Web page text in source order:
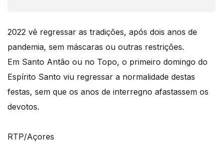
2022 vê regressar as tradições, após dois anos de
pandemia, sem máscaras ou outras restrições.
Em Santo Antão ou no Topo, o primeiro domingo do
Espírito Santo viu regressar a normalidade destas
festas, sem que os anos de interregno afastassem os
devotos.
RTP/Açores